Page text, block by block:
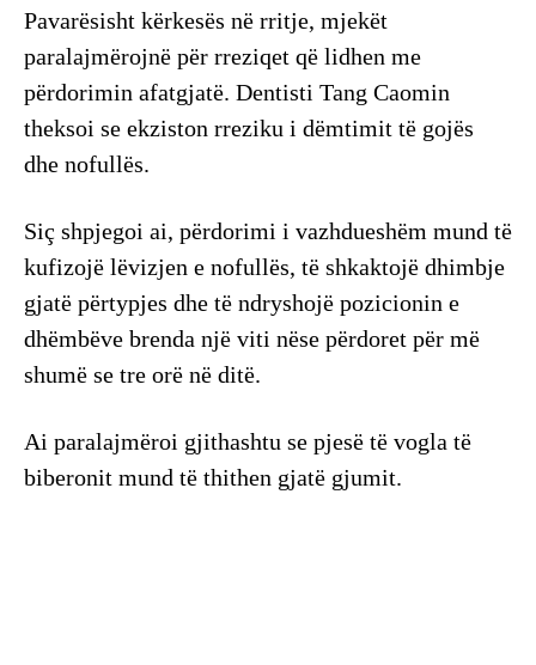
Pavarësisht kërkesës në rritje, mjekët
paralajmërojnë për rreziqet që lidhen me
përdorimin afatgjatë. Dentisti Tang Caomin
theksoi se ekziston rreziku i dëmtimit të gojës
dhe nofullës.
Siç shpjegoi ai, përdorimi i vazhdueshëm mund të
kufizojë lëvizjen e nofullës, të shkaktojë dhimbje
gjatë përtypjes dhe të ndryshojë pozicionin e
dhëmbëve brenda një viti nëse përdoret për më
shumë se tre orë në ditë.
Ai paralajmëroi gjithashtu se pjesë të vogla të
biberonit mund të thithen gjatë gjumit.